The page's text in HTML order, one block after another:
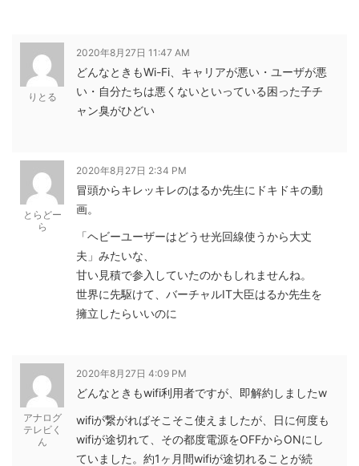
りとる
2020年8月27日 11:47 AM
どんなときもWi-Fi、キャリアが悪い・ユーザが悪
い・自分たちは悪くないといっている困った子チ
ャン臭がひどい
とらどー
ら
2020年8月27日 2:34 PM
冒頭からキレッキレのはるか先生にドキドキの動
画。
「ヘビーユーザーはどうせ光回線使うから大丈
夫」みたいな、
甘い見積で参入していたのかもしれませんね。
世界に先駆けて、バーチャルIT大臣はるか先生を
擁立したらいいのに
アナログ
テレビく
ん
2020年8月27日 4:09 PM
どんなときもwifi利用者ですが、即解約しましたw
wifiが繋がればそこそこ使えましたが、日に何度も
wifiが途切れて、その都度電源をOFFからONにし
ていました。約1ヶ月間wifiが途切れることが続